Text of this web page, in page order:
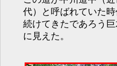
代）と呼ばれていた
続けてきたであろう
に見えた。